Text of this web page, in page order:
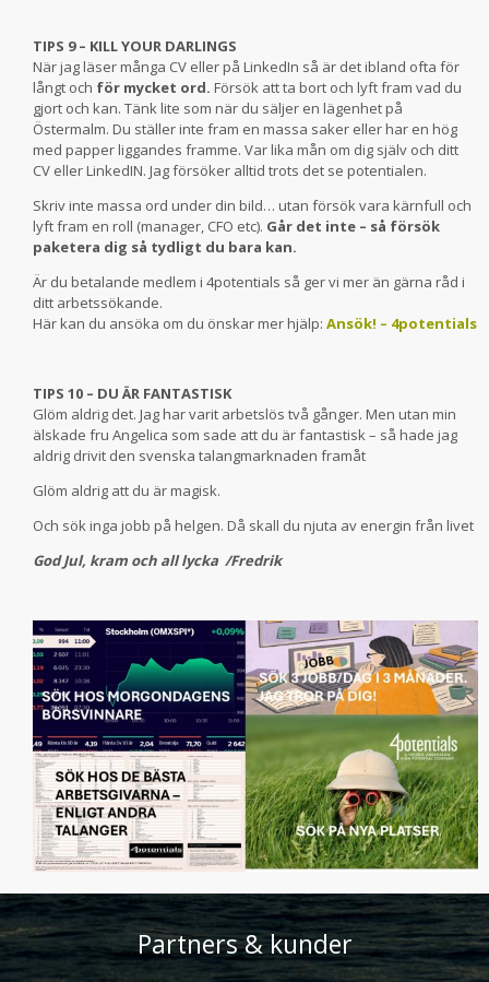
TIPS 9 – KILL YOUR DARLINGS
När jag läser många CV eller på LinkedIn så är det ibland ofta för
långt och för mycket ord. Försök att ta bort och lyft fram vad du
gjort och kan. Tänk lite som när du säljer en lägenhet på
Östermalm. Du ställer inte fram en massa saker eller har en hög
med papper liggandes framme. Var lika mån om dig själv och ditt
CV eller LinkedIN. Jag försöker alltid trots det se potentialen.
Skriv inte massa ord under din bild… utan försök vara kärnfull och
lyft fram en roll (manager, CFO etc). Går det inte – så försök
paketera dig så tydligt du bara kan.
Är du betalande medlem i 4potentials så ger vi mer än gärna råd i
ditt arbetssökande.
Här kan du ansöka om du önskar mer hjälp: Ansök! – 4potentials
TIPS 10 – DU ÄR FANTASTISK
Glöm aldrig det. Jag har varit arbetslös två gånger. Men utan min
älskade fru Angelica som sade att du är fantastisk – så hade jag
aldrig drivit den svenska talangmarknaden framåt
Glöm aldrig att du är magisk.
Och sök inga jobb på helgen. Då skall du njuta av energin från livet
God Jul, kram och all lycka /Fredrik
Partners & kunder